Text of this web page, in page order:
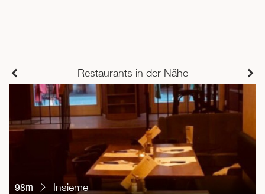
Restaurants in der Nähe
98m Insieme